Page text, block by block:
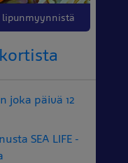
lipunmyynnistä
joka päivä 12
SEA LIFE -